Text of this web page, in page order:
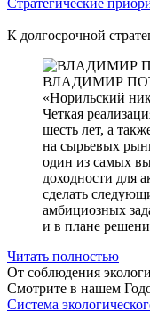
Стратегические
К долгосрочной
ВЛАДИМИР
«Норильский
Четкая
шесть лет, а
на сырьевых
один из самых
доходности для
сделать
амбициозных
и в плане
Читать полностью
От соблюдения
Смотрите в нашем
Система